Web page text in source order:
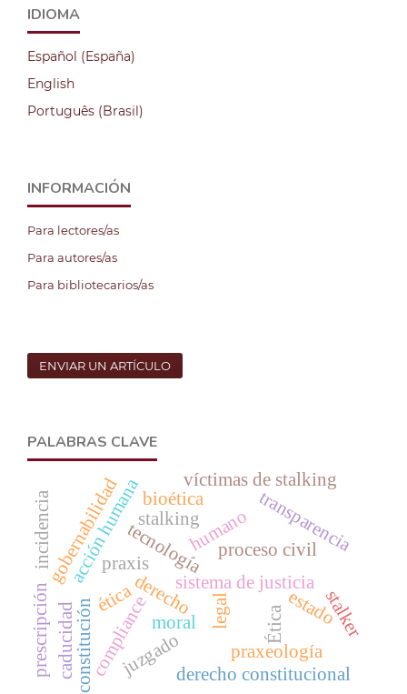
IDIOMA
Español (España)
English
Português (Brasil)
INFORMACIÓN
Para lectores/as
Para autores/as
Para bibliotecarios/as
ENVIAR UN ARTÍCULO
PALABRAS CLAVE
proceso civil
sistema de justicia
tecnología
Ética
moral legal
humano
derecho
praxeología
praxis
acción humana
compliance
transparencia
gobernabilidad
estado
ética
derecho constitucional
stalking
stalker
víctimas de stalking
constitución
prescripcióncaducidad
incidencia
juzgado
bioética